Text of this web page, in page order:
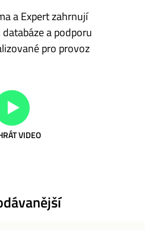
a Expert zahrnují
databáze a podporu
pro provoz
VIDEO